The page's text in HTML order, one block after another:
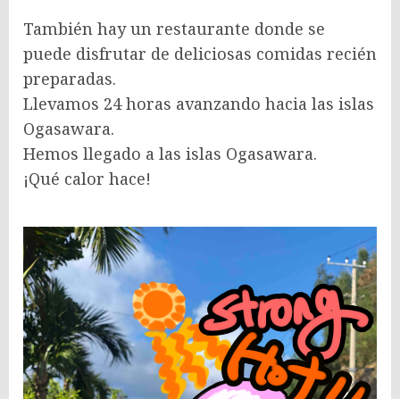
También hay un restaurante donde se
puede disfrutar de deliciosas comidas recién
preparadas.
Llevamos 24 horas avanzando hacia las islas
Ogasawara.
Hemos llegado a las islas Ogasawara.
¡Qué calor hace!